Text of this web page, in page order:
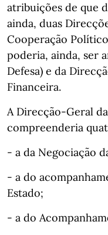
atribuições de que
ainda, duas
Cooperação
poderia, ainda, ser
Defesa) e da
Financeira.
A Direcção-Geral
compreenderia
- a da Negociação
- a do
Estado;
- a do